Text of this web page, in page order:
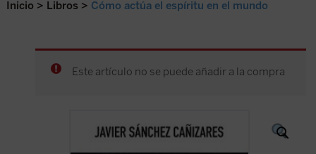
Inicio > Libros > Cómo actúa el espíritu en el mundo
Este artículo no se puede añadir a la compra